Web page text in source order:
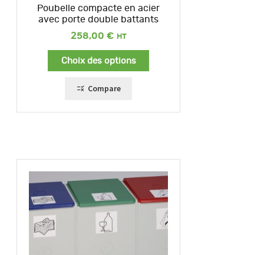
Poubelle compacte en acier
avec porte double battants
258,00 €
Choix des options
Compare